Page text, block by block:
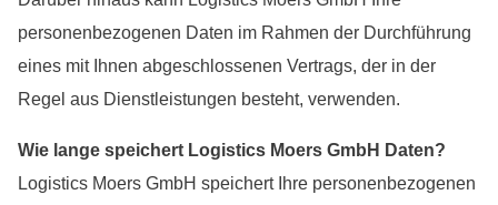
personenbezogenen Daten im Rahmen der Durchführung
eines mit Ihnen abgeschlossenen Vertrags, der in der
Regel aus Dienstleistungen besteht, verwenden.
Wie lange speichert Logistics Moers GmbH Daten?
Logistics Moers GmbH speichert Ihre personenbezogenen